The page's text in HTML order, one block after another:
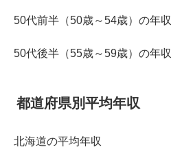
50代前半（50歳～54歳）の年収
50代後半（55歳～59歳）の年収
都道府県別平均年収
北海道の平均年収